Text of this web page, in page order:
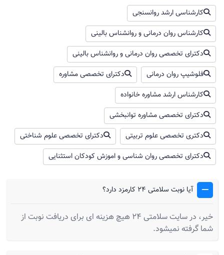
کارشناسی ارشد روانسنجی
کارشناس روان درمانی و روانشناس بالینی
دکترای تخصصی روان درمانی و روانشناس بالینی
فلوشیپ روان‌ درمانی
دکترای تخصصی مشاوره
کارشناس ارشد مشاوره خانواده
دکترای تخصصی مشاوره توانبخشی
دکتری تخصصی علوم تربیتی
دکترای تخصصی علوم شناختی
دکترای تخصصی روان شناسی و اموزش کودکان استثنایی
آیا نوبت سلامتی 24 کارمزد دارد؟
خیر، در سایت سلامتی 24 هیچ هزینه ای برای دریافت نوبت از
شما گرفته نمیشود.